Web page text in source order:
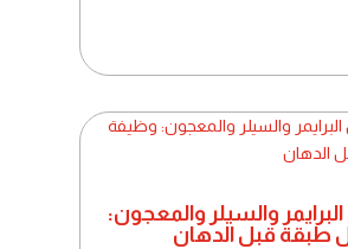
والسيلر والمعجون:
طبقة قبل الدهان